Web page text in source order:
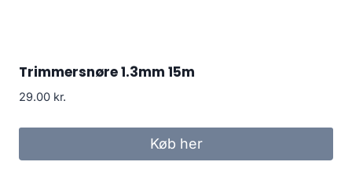
Trimmersnøre 1.3mm 15m
29.00 kr.
Køb her